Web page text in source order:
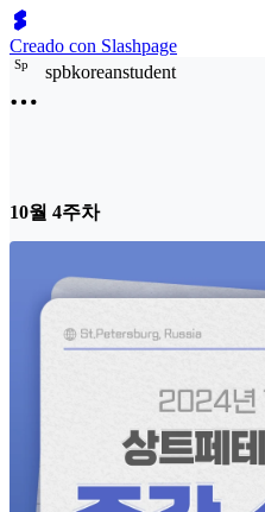
Creado con Slashpage
Sp spbkoreanstudent
10월 4주차